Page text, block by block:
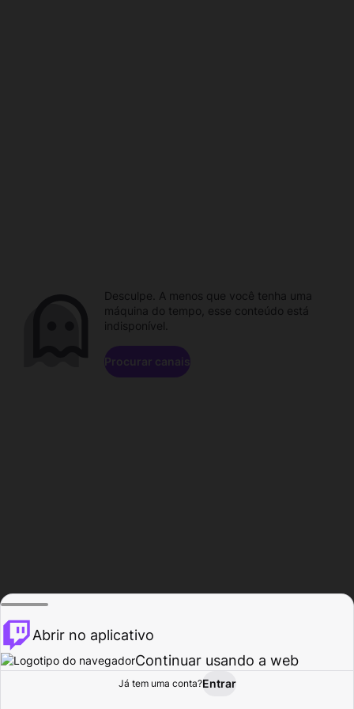
Procurar Atividade
Desculpe. A menos que você tenha uma
máquina do tempo, esse conteúdo está
indisponível.
Procurar canais
Abrir no aplicativo
Continuar usando a web
Já tem uma conta?Entrar